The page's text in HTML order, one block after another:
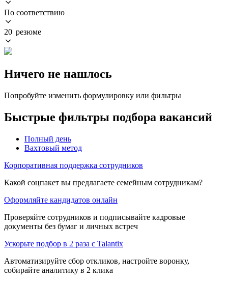
По соответствию
20 резюме
Ничего не нашлось
Попробуйте изменить формулировку или фильтры
Быстрые фильтры подбора вакансий
Полный день
Вахтовый метод
Корпоративная поддержка сотрудников
Какой соцпакет вы предлагаете семейным сотрудникам?
Оформляйте кандидатов онлайн
Проверяйте сотрудников и подписывайте кадровые
документы без бумаг и личных встреч
Ускорьте подбор в 2 раза с Talantix
Автоматизируйте сбор откликов, настройте воронку,
собирайте аналитику в 2 клика